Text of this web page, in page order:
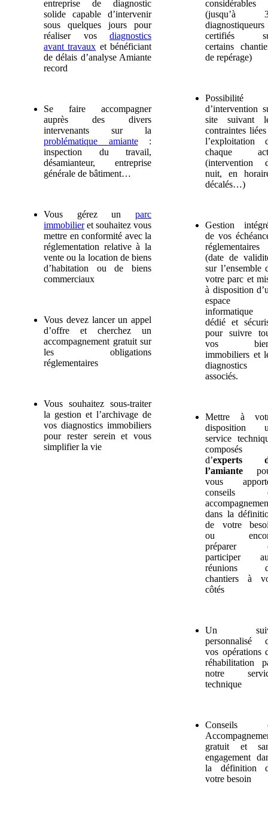
entreprise de diagnostic
solide capable d’intervenir
sous quelques jours pour
réaliser vos diagnostics
avant travaux et bénéficiant
de délais d’analyse Amiante
record
Se faire accompagner
auprès des divers
intervenants sur la
problématique amiante:
inspection du travail,
désamianteur, entreprise
générale de bâtiment…
Vous gérez un parc
immobilieret souhaitez vous
mettre en conformité avec la
réglementation relative à la
vente ou la location de biens
d’habitation ou de biens
commerciaux
Vous devez lancer un appel
d’offre et cherchez un
accompagnement gratuit sur
les obligations
réglementaires
Vous souhaitez sous-traiter
la gestion et l’archivage de
vos diagnostics immobiliers
pour rester serein et vous
simplifier la vie
considérables
(jusqu’à
diagnostiqueurs
certifiés
certains
de repérage)
Possibilité
d’intervention
site suivant
contraintes
l’exploitation
chaque
(intervention
nuit, en
décalés…)
Gestion
de vos
réglementaires
(date de
sur l’ensemble
votre parc et
à disposition
espace
informatique
dédié et
pour suivre
vos
immobiliers et
diagnostics
associés.
Mettre à
disposition
service
composés
d’experts
l’amiante
vous
conseils
dans la
de votre
ou
préparer
participer
réunions
chantiers à
côtés
Un
personnalisé
vos opérations
réhabilitation
notre
technique
Conseils
gratuit et
engagement
la définition
votre besoin